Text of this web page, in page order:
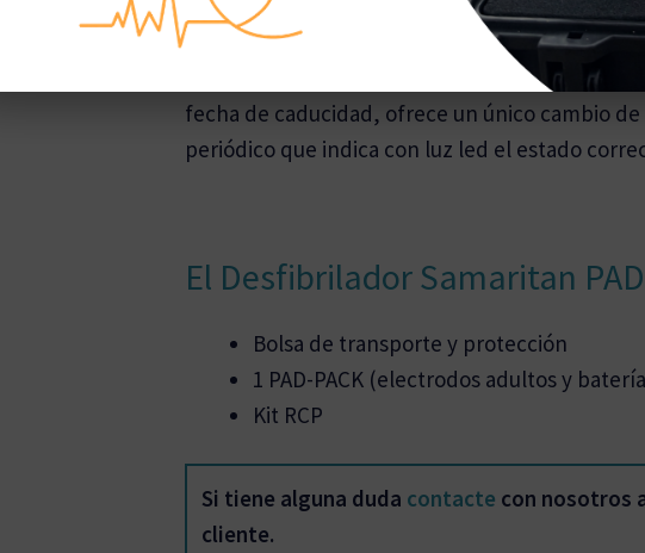
Dos piezas, una fecha de vencimiento
El innovador Pad-Pak, una batería integrada
fecha de caducidad, ofrece un único cambio
periódico que indica con luz led el estado
El Desfibrilador Samaritan
Bolsa de transporte y protección
1 PAD-PACK (electrodos adultos y
Kit RCP
Si tiene alguna duda contacte con nosotros
cliente.